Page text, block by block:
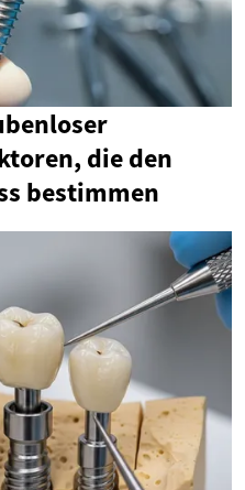
die den
bestimmen